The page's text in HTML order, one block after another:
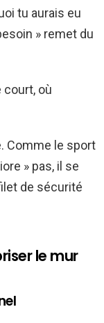
tu aurais eu
» remet du
court, où
Comme le sport
» pas, il se
de sécurité
le mur